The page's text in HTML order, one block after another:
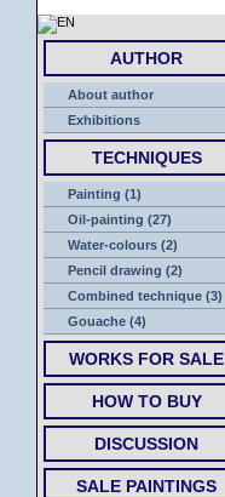
AUTHOR
About author
Exhibitions
TECHNIQUES
Painting (1)
Oil-painting (27)
Water-colours (2)
Pencil drawing (2)
Combined technique (3)
Gouache (4)
WORKS FOR SALE
HOW TO BUY
DISCUSSION
SALE PAINTINGS